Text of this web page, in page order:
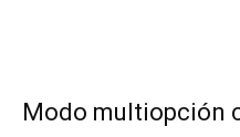
Modo multiopción